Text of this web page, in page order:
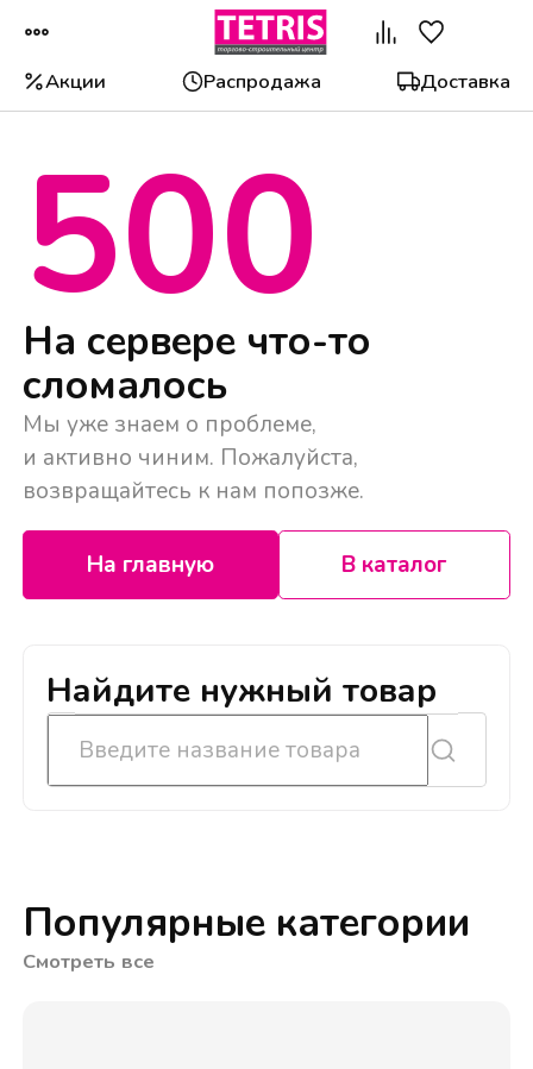
Акции Распродажа Доставка
500
На сервере что-то
сломалось
Мы уже знаем о проблеме,
и активно чиним. Пожалуйста,
возвращайтесь к нам попозже.
На главную В каталог
Найдите нужный товар
Популярные категории
Смотреть все